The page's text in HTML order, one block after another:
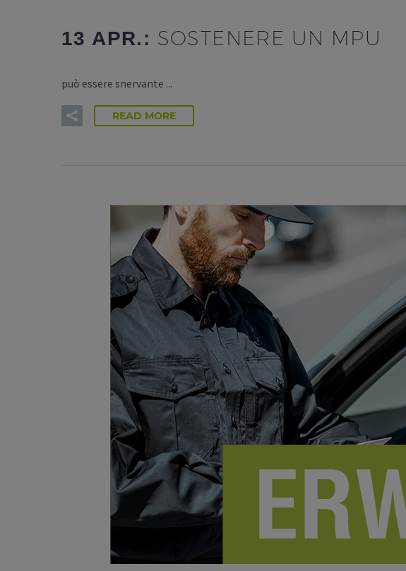
13 APR.: SOSTENERE UN MPU
può essere snervante ...
READ MORE